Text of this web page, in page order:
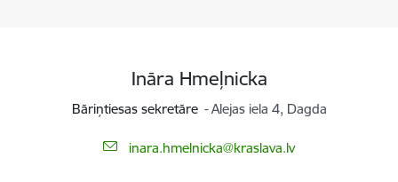
Ināra Hmeļnicka
Bāriņtiesas sekretāre Alejas iela 4, Dagda
E-pasts:
inara.hmelnicka@kraslava.lv